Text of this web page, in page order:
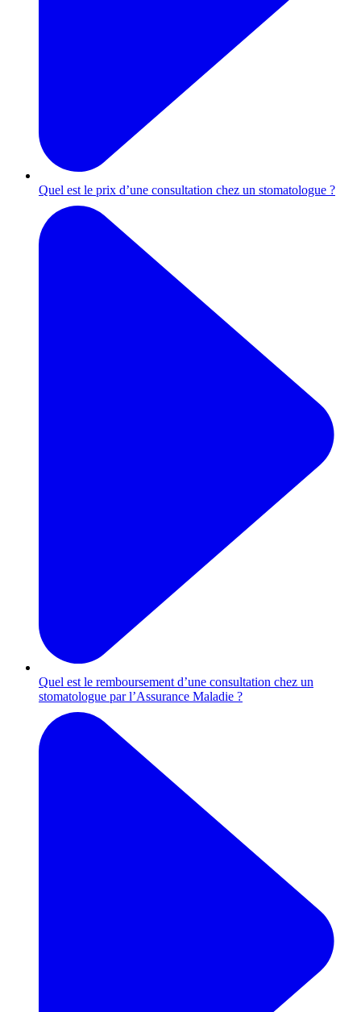
Quel est le prix d’une consultation chez un stomatologue ?
Quel est le remboursement d’une consultation chez un
stomatologue par l’Assurance Maladie ?